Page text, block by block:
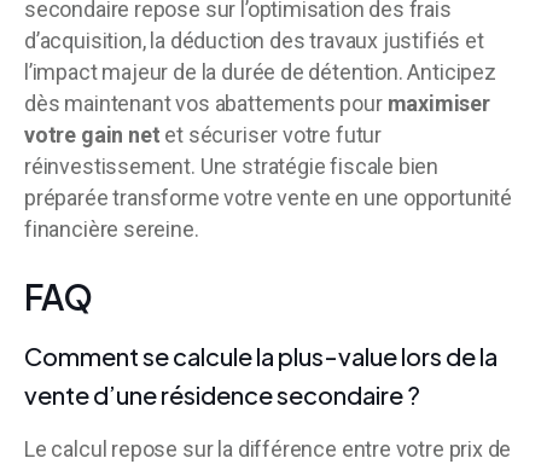
secondaire repose sur l’optimisation des frais
d’acquisition, la déduction des travaux justifiés et
l’impact majeur de la durée de détention. Anticipez
dès maintenant vos abattements pour maximiser
votre gain net et sécuriser votre futur
réinvestissement. Une stratégie fiscale bien
préparée transforme votre vente en une opportunité
financière sereine.
FAQ
Comment se calcule la plus-value lors de la
vente d’une résidence secondaire ?
Le calcul repose sur la différence entre votre prix de